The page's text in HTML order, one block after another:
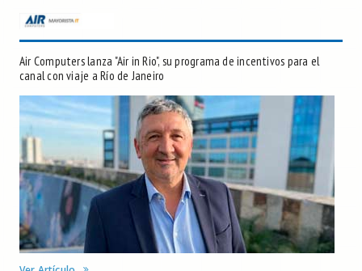
Air Computers lanza "Air in Rio", su programa de incentivos para el
canal con viaje a Río de Janeiro